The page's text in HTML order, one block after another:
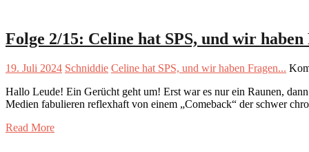
Folge 2/15: Celine hat SPS, und wir
19. Juli 2024 Schniddie Celine hat SPS, und wir haben Fragen...
Hallo Leude! Ein Gerücht geht um! Erst war es nur ein Raunen,
Medien fabulieren reflexhaft von einem „Comeback“ der schwer
Read More